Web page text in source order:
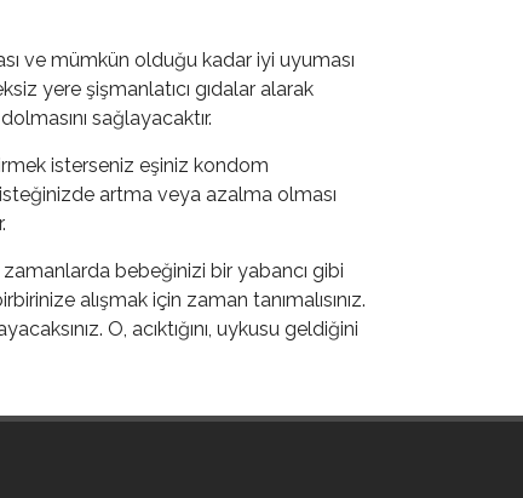
ve mümkün olduğu kadar iyi uyuması
yere şişmanlatıcı gıdalar alarak
sağlayacaktır.
isterseniz eşiniz kondom
artma veya azalma olması
bebeğinizi bir yabancı gibi
alışmak için zaman tanımalısınız.
O, acıktığını, uykusu geldiğini